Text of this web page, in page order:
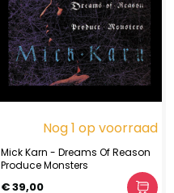
Nog 1 op voorraad
Mick Karn - Dreams Of Reason
Produce Monsters
€ 39,00